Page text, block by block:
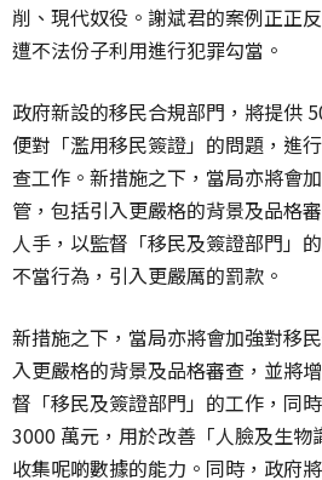
削、現代奴役 。謝斌君的案例正正
遭不法份子利用進行犯罪勾當。
政府新設的移民合規部門，將提供
便對「濫用移民簽證」的問題，進
查工作。新措施之下，當局亦將會
管，包括引入更嚴格的背景及品格
人手，以監督「移民及簽證部門」
不當行為，引入更嚴厲的罰款。
新措施之下，當局亦將會加強對移
入更嚴格的背景及品格審查，並將
督「移民及簽證部門」的工作，同
3000 萬元，用於改善「人臉及生
收集呢啲數據的能力。同時，政府